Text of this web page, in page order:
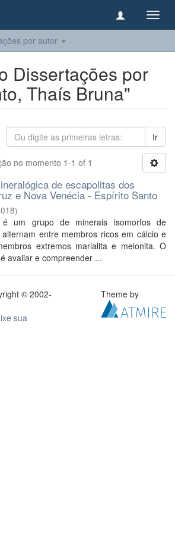
por autor
Dissertações por
Thaís Bruna"
Ir
no momento 1-1 of 1
de escapolitas dos
e Nova Venécia - Espírito Santo
)
é um grupo de minerais isomorfos de
entre membros ricos em cálcio e
extremos marialita e meionita. O
avaliar e compreender ...
© 2002-
sua
Theme by